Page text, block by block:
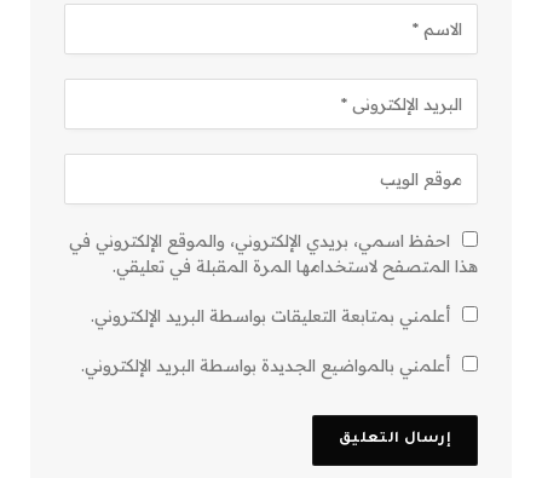
احفظ اسمي، بريدي الإلكتروني، والموقع الإلكتروني في
هذا المتصفح لاستخدامها المرة المقبلة في تعليقي.
أعلمني بمتابعة التعليقات بواسطة البريد الإلكتروني.
أعلمني بالمواضيع الجديدة بواسطة البريد الإلكتروني.